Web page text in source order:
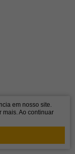
em nosso site.
mais. Ao continuar